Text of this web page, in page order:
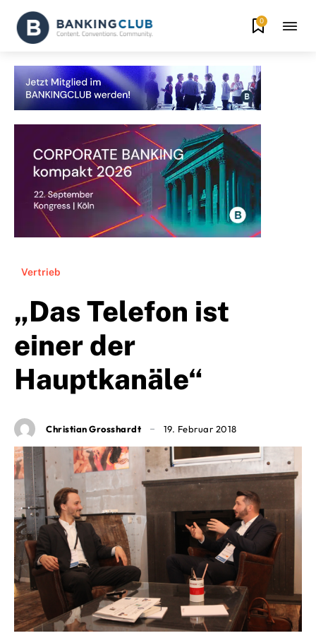
0
Vertrieb
„Das Telefon ist
einer der
Hauptkanäle“
Christian Grosshardt 19. Februar 2018